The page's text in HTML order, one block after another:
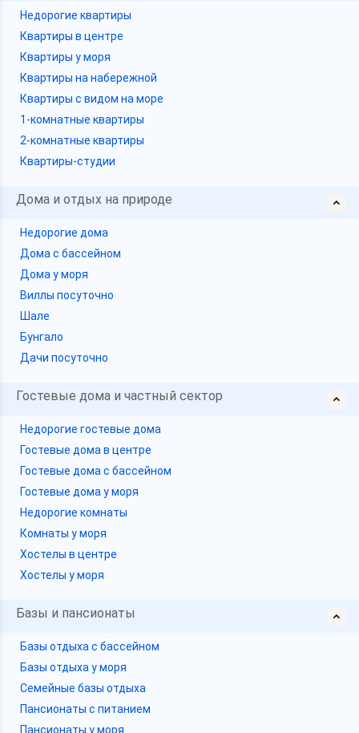
Недорогие квартиры
Квартиры в центре
Квартиры у моря
Квартиры на набережной
Квартиры с видом на море
1-комнатные квартиры
2-комнатные квартиры
Квартиры-студии
Дома и отдых на природе
Недорогие дома
Дома с бассейном
Дома у моря
Виллы посуточно
Шале
Бунгало
Дачи посуточно
Гостевые дома и частный сектор
Недорогие гостевые дома
Гостевые дома в центре
Гостевые дома с бассейном
Гостевые дома у моря
Недорогие комнаты
Комнаты у моря
Хостелы в центре
Хостелы у моря
Базы и пансионаты
Базы отдыха с бассейном
Базы отдыха у моря
Семейные базы отдыха
Пансионаты с питанием
Пансионаты у моря